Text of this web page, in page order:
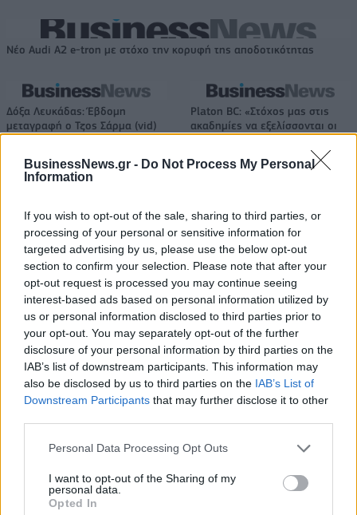
BusinessNews.gr - Do Not Process My Personal
Information
If you wish to opt-out of the sale, sharing to third parties, or
processing of your personal or sensitive information for
targeted advertising by us, please use the below opt-out
section to confirm your selection. Please note that after your
opt-out request is processed you may continue seeing
interest-based ads based on personal information utilized by
us or personal information disclosed to third parties prior to
your opt-out. You may separately opt-out of the further
disclosure of your personal information by third parties on the
IAB’s list of downstream participants. This information may
also be disclosed by us to third parties on the IAB’s List of
Downstream Participants that may further disclose it to other
Personal Data Processing Opt Outs
I want to opt-out of the Sharing of my
personal data.
Opted In
Νέο Audi A2 e-tron με στόχο την κορυφή της αποδοτικότητας
Δόξα Λευκάδας: Έβδομη
μεταγραφή ο Τζος Σάρμα (vid)
Platon BC: «Στόχος μας στις
ακαδημίες να εξελίσσονται οι
Metlen: Ρεκόρ EBITDA στο α'
εξάμηνο, στα 550 εκατ. ευρώ –
Καθαρά κέρδη 313 εκατ. ευρώ
Ειδικό Χωροταξικό Πλαίσιο για
τον Τουρισμό: Στρατηγικό
εργαλείο για βιώσιμη
τουριστική ανάπτυξη
Η Chery επενδύει 75 εκατ. δολάρια στην KG Mobility
Το FIAT 500 Hybrid τώρα από
Ατρόμητος και Novibet
συνεργασίας τους μέχρι το